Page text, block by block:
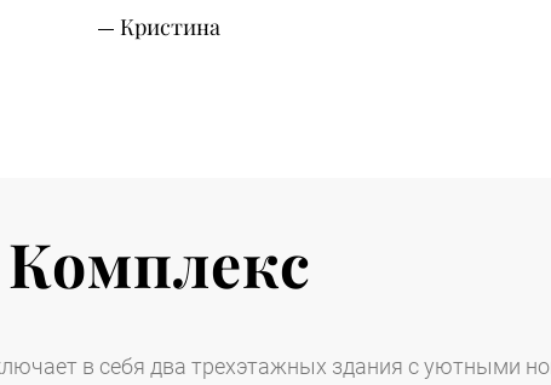
Кристина
Комплекс
в себя два трехэтажных здания с уютными